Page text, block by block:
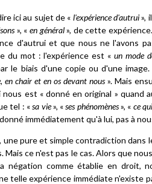
ici au sujet de « l'expérience d'autrui»,
», « en général», de cette
d'autrui et que nous ne l'avons
du mot : l'expérience est «un mode
le biais d'une copie ou d'une
en chair et en os devant nous». Mais
nous est « donné en original » quand
tel : «sa vie», «ses phénomènes», « ce
immédiatement qu'à lui, pas à
une pure et simple contradiction
ce n'est pas le cas. Alors que
négation comme établie en droit,
telle expérience immédiate n'existe